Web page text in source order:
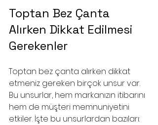
Toptan Bez Çanta
Alırken Dikkat Edilmesi
Gerekenler
Toptan bez çanta alırken dikkat
etmeniz gereken birçok unsur var.
Bu unsurlar, hem markanızın itibarını
hem de müşteri memnuniyetini
etkiler. İşte bu unsurlardan bazıları: